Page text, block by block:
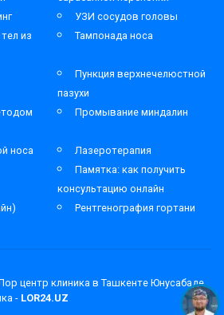
УЗИ сосудов головы
из
Тампонада носа
Пункция верхнечелюстной
пазухи
Промывание миндалин
носа
Лазеротерапия
Памятка: как получить
консультацию онлайн
Рентгенография гортани
центр клиника в Ташкенте Юнусабаде
- LOR24.UZ